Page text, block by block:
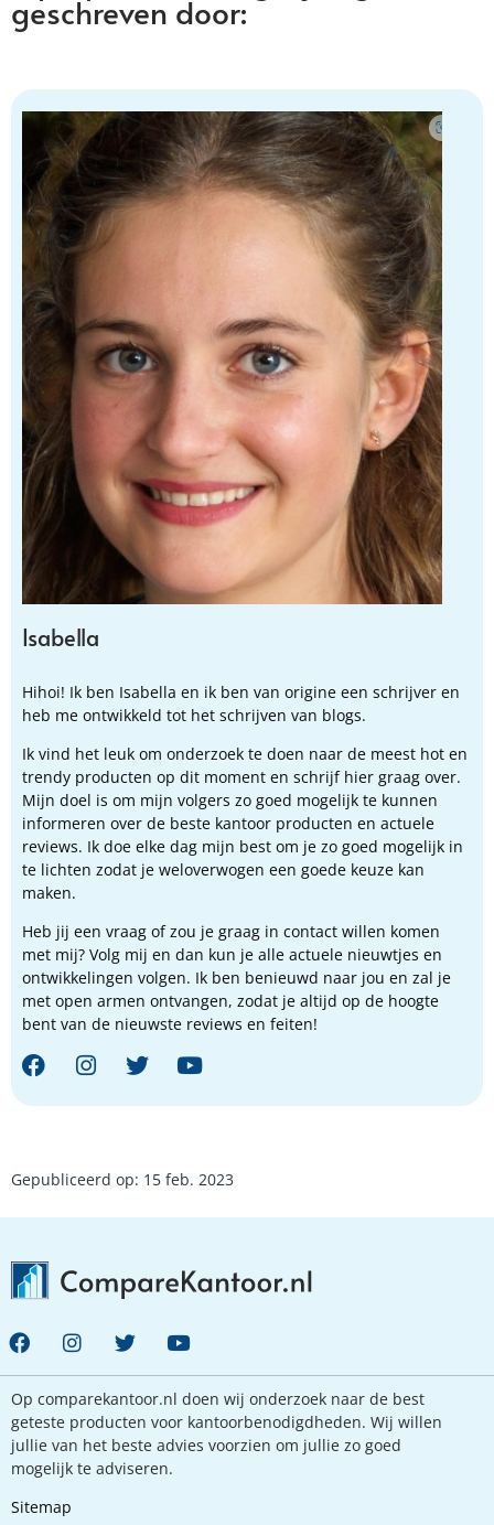
geschreven door:
Isabella
Hihoi! Ik ben Isabella en ik ben van origine een schrijver en
heb me ontwikkeld tot het schrijven van blogs.
Ik vind het leuk om onderzoek te doen naar de meest hot en
trendy producten op dit moment en schrijf hier graag over.
Mijn doel is om mijn volgers zo goed mogelijk te kunnen
informeren over de beste kantoor producten en actuele
reviews. Ik doe elke dag mijn best om je zo goed mogelijk in
te lichten zodat je weloverwogen een goede keuze kan
maken.
Heb jij een vraag of zou je graag in contact willen komen
met mij? Volg mij en dan kun je alle actuele nieuwtjes en
ontwikkelingen volgen. Ik ben benieuwd naar jou en zal je
met open armen ontvangen, zodat je altijd op de hoogte
bent van de nieuwste reviews en feiten!
Gepubliceerd op: 15 feb. 2023
Op comparekantoor.nl doen wij onderzoek naar de best
geteste producten voor kantoorbenodigdheden. Wij willen
jullie van het beste advies voorzien om jullie zo goed
mogelijk te adviseren.
Sitemap